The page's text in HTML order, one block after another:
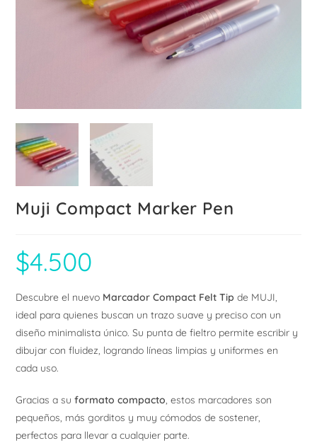
Muji Compact Marker Pen
$4.500
Descubre el nuevo Marcador Compact Felt Tip de MUJI,
ideal para quienes buscan un trazo suave y preciso con un
diseño minimalista único. Su punta de fieltro permite escribir y
dibujar con fluidez, logrando líneas limpias y uniformes en
cada uso.
Gracias a suformato compacto, estos marcadores son
pequeños, más gorditos y muy cómodos de sostener,
perfectos para llevar a cualquier parte.